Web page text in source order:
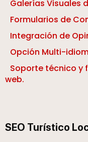
Galerías Visuales
Formularios de
Integración de
Opción Multi-
Soporte técnico y
web.
SEO Turístico